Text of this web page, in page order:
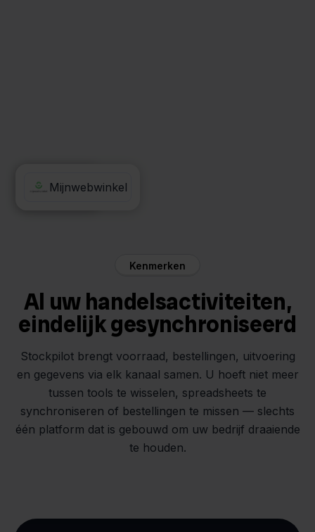
Priority
Mijnwebwinkel
Kenmerken
Al uw handelsactiviteiten,
eindelijk gesynchroniseerd
Stockpilot brengt voorraad, bestellingen, uitvoering
en gegevens via elk kanaal samen. U hoeft niet meer
tussen tools te wisselen, spreadsheets te
synchroniseren of bestellingen te missen — slechts
één platform dat is gebouwd om uw bedrijf draaiende
te houden.